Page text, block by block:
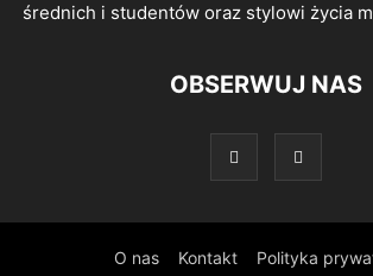
średnich i studentów oraz stylowi życia
OBSERWUJ NAS
O nas Kontakt Polityka